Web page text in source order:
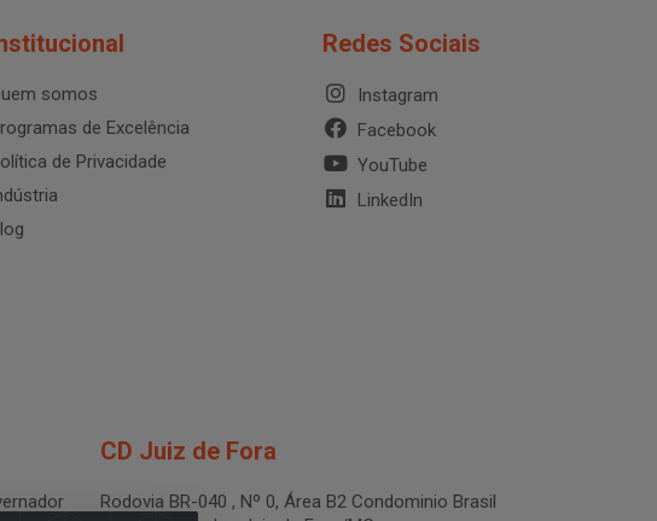
somos
de Excelência
de Privacidade
Redes Sociais
Instagram
Facebook
YouTube
LinkedIn
CD Juiz de Fora
Rodovia BR-040 , Nº 0, Área B2 Condominio Brasil